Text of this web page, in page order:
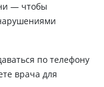
— чтобы
по телефону
врача для